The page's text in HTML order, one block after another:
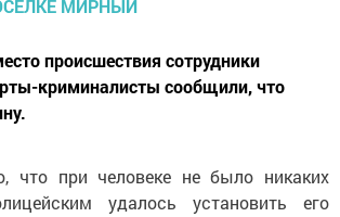
происшествия сотрудники
криминалисты сообщили, что
что при человеке не было никаких
удалось установить его